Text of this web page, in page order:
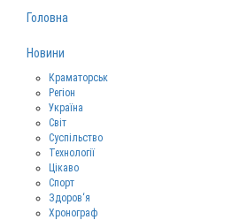
Головна
Новини
Краматорськ
Регіон
Україна
Світ
Суспільство
Технології
Цікаво
Спорт
Здоров‘я
Хронограф